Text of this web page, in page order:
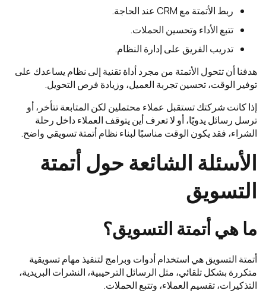
ربط الأتمتة مع CRM عند الحاجة.
تتبع الأداء وتحسين الحملات.
تدريب الفريق على إدارة النظام.
هدفنا أن تتحول الأتمتة من مجرد أداة تقنية إلى نظام يساعدك على
توفير الوقت، تحسين تجربة العميل، وزيادة فرص التحويل.
إذا كانت شركتك تستقبل عملاء محتملين لكن المتابعة تتأخر، أو
ترسل رسائل يدويًا، أو لا تعرف أين يتوقف العملاء داخل رحلة
الشراء، فقد يكون الوقت مناسبًا لبناء نظام أتمتة تسويقي واضح.
الأسئلة الشائعة حول أتمتة
التسويق
ما هي أتمتة التسويق؟
أتمتة التسويق هي استخدام أدوات وبرامج لتنفيذ مهام تسويقية
متكررة بشكل تلقائي، مثل الرسائل الترحيبية، النشرات البريدية،
التذكيرات، تقسيم العملاء، وتتبع الحملات.